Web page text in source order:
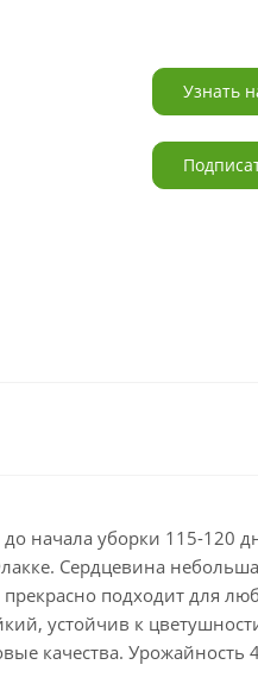
Узнать
начала уборки 115-120
Сердцевина
прекрасно подходит для
устойчив к
качества. Урожайность